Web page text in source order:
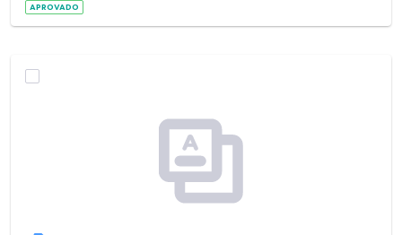
APROVADO